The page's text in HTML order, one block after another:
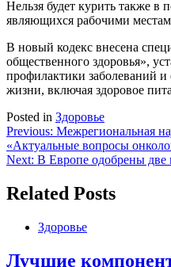
Нельзя будет курить также в
являющихся рабочими
В новый кодекс внесена
общественного здоровья»,
профилактики заболеваний и
жизни, включая здоровое
Posted in Здоровье
Навигация
по
Previous: Межрегиональная
«Актуальные вопросы
Next: В Европе одобрены
Related Posts
Здоровье
Лучшие